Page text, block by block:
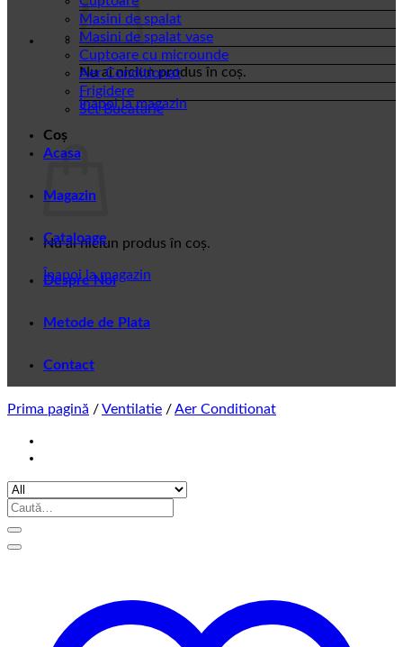
Nu ai niciun produs în coș.
Înapoi la magazin
Coș
Nu ai niciun produs în coș.
Înapoi la magazin
Masini de spalat
Masini de spalat vase
Cuptoare cu microunde
Aer Conditionat
Frigidere
Set Bucatarie
Acasa
Magazin
Cataloage
Despre Noi
Metode de Plata
Contact
Prima pagină /Ventilatie /Aer Conditionat
Caută